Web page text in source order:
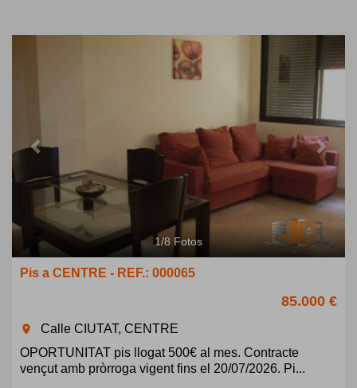
Next
1/8 Fotos
Pis a CENTRE - REF.: 000065
85.000 €
room
Calle CIUTAT, CENTRE
OPORTUNITAT pis llogat 500€ al mes. Contracte
vençut amb pròrroga vigent fins el 20/07/2026. Pi...